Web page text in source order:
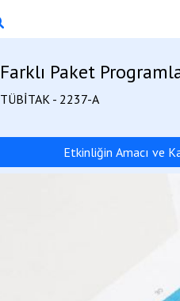
Farklı Paket
TÜBİTAK - 2237-A
Etkinliğin Amacı ve